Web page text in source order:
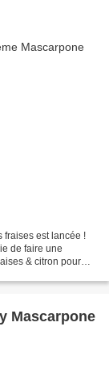
fraises est lancée !
de faire une
& citron pour
Mascarpone